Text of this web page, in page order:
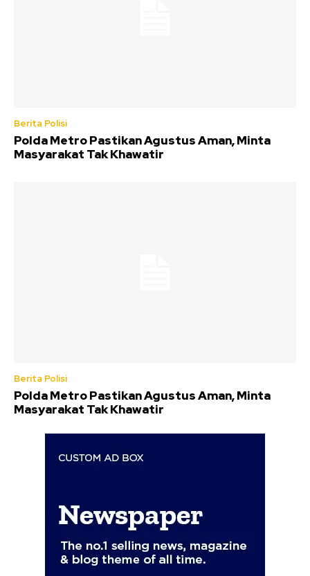
Berita Polisi
Polda Metro Pastikan Agustus Aman, Minta
Masyarakat Tak Khawatir
Berita Polisi
Polda Metro Pastikan Agustus Aman, Minta
Masyarakat Tak Khawatir